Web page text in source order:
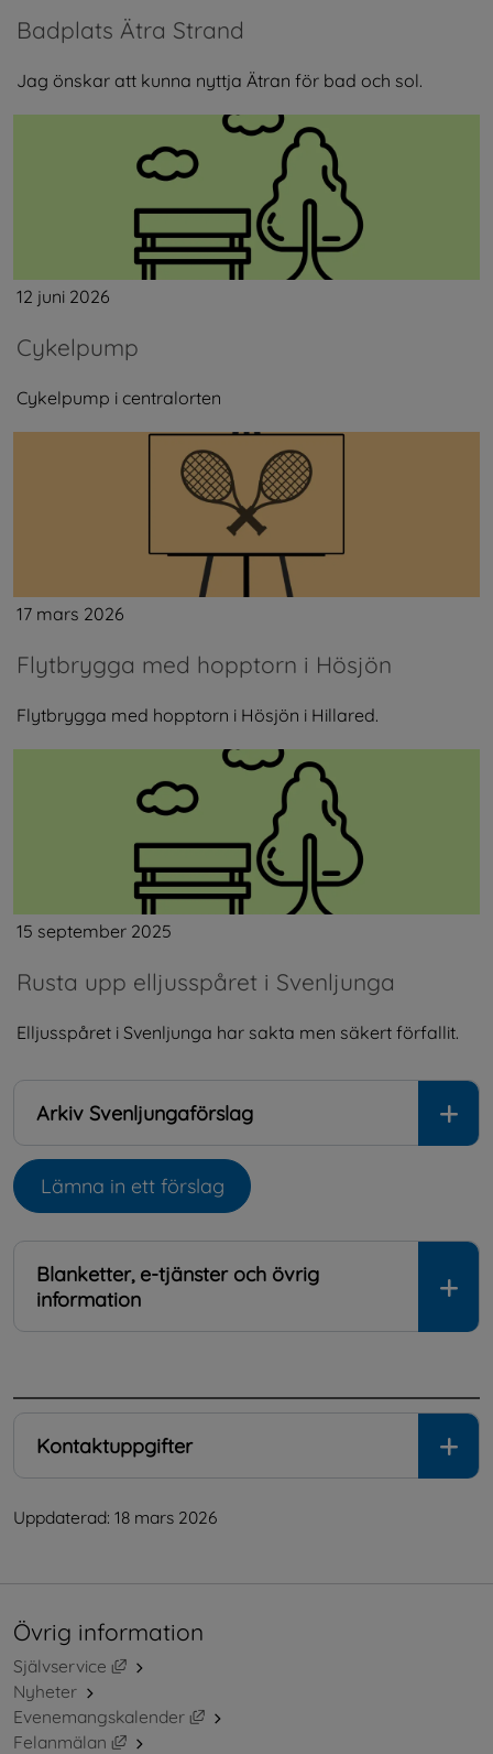
Badplats Ätra Strand
Jag önskar att kunna nyttja Ätran för bad och sol.
12 juni 2026
Cykelpump
Cykelpump i centralorten
17 mars 2026
Flytbrygga med hopptorn i Hösjön
Flytbrygga med hopptorn i Hösjön i Hillared.
15 september 2025
Rusta upp elljusspåret i Svenljunga
Elljusspåret i Svenljunga har sakta men säkert förfallit.
Arkiv Svenljungaförslag
Lämna in ett förslagÖppnas i nytt fönster.
Blanketter, e-tjänster och övrig
information
Kontaktuppgifter
Uppdaterad: 18 mars 2026
Övrig information
Självservice
Länk till annan webbplats, öppnas i nytt fönster.
Nyheter
Evenemangskalender
Länk till annan webbplats, öppnas i
Felanmälan
Länk till annan webbplats, öppnas i nytt fönster.